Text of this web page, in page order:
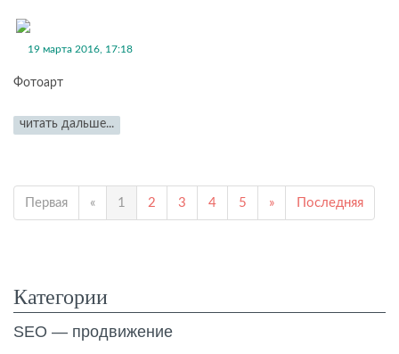
19 марта 2016, 17:18
Фотоарт
читать дальше...
Первая « 1 2 3 4 5 » Последняя
Категории
SEO — продвижение